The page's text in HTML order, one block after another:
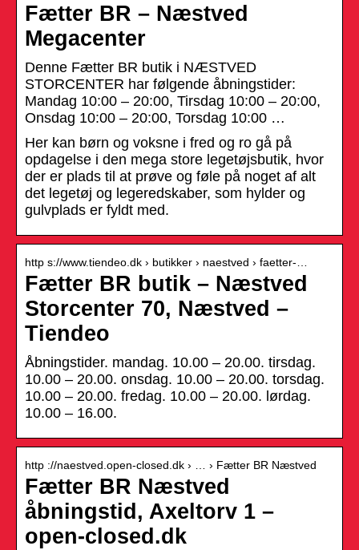
Fætter BR – Næstved
Megacenter
Denne Fætter BR butik i NÆSTVED
STORCENTER har følgende åbningstider:
Mandag 10:00 – 20:00, Tirsdag 10:00 – 20:00,
Onsdag 10:00 – 20:00, Torsdag 10:00 …
Her kan børn og voksne i fred og ro gå på
opdagelse i den mega store legetøjsbutik, hvor
der er plads til at prøve og føle på noget af alt
det legetøj og legeredskaber, som hylder og
gulvplads er fyldt med.
http s://www.tiendeo.dk › butikker › naestved › faetter-…
Fætter BR butik – Næstved
Storcenter 70, Næstved –
Tiendeo
Åbningstider. mandag. 10.00 – 20.00. tirsdag.
10.00 – 20.00. onsdag. 10.00 – 20.00. torsdag.
10.00 – 20.00. fredag. 10.00 – 20.00. lørdag.
10.00 – 16.00.
http ://naestved.open-closed.dk › … › Fætter BR Næstved
Fætter BR Næstved
åbningstid, Axeltorv 1 –
open-closed.dk